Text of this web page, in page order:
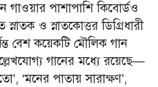
গাওয়ার পাশাপাশি কিবোর্ডও
ও স্নাতকোত্তর ডিগ্রিধারী
বেশ কয়েকটি মৌলিক গান
গানের মধ্যে রয়েছে—
‘মনের পাতায় সারাক্ষণ’,